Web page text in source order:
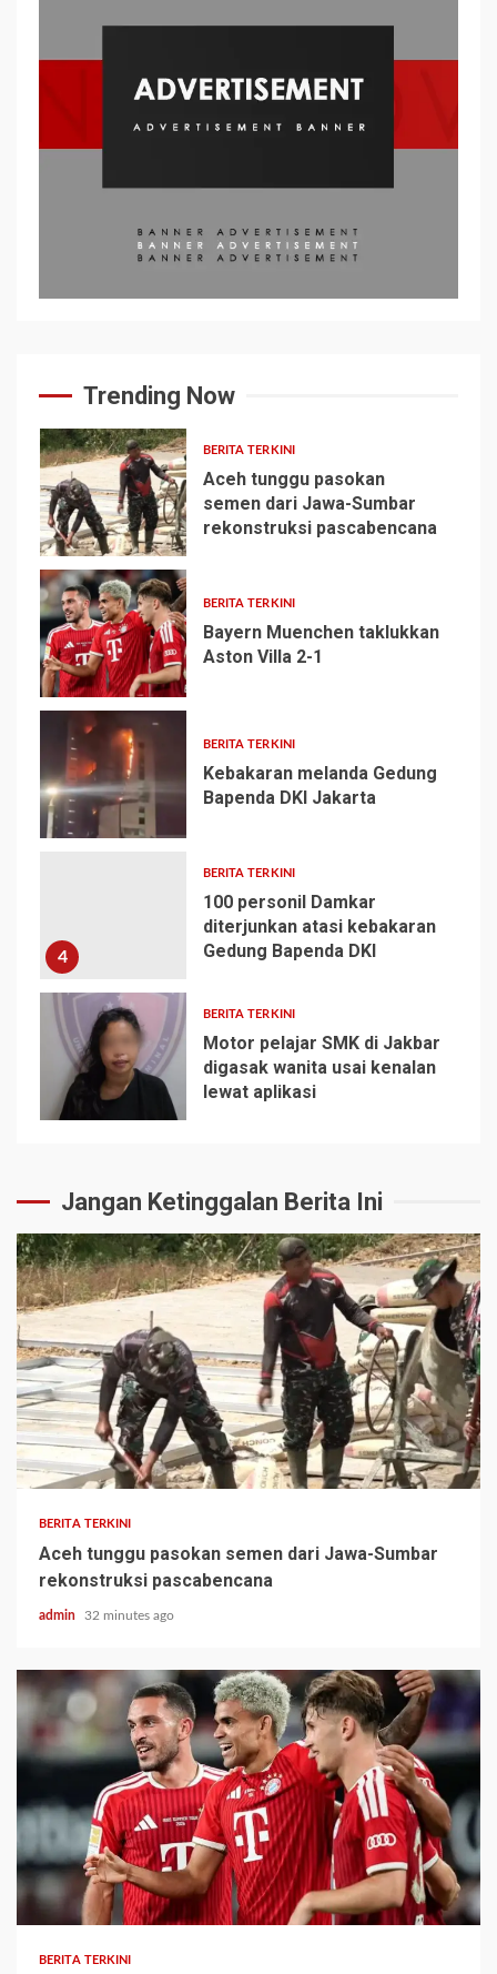
Trending Now
1
BERITA TERKINI
Aceh tunggu pasokan
semen dari Jawa-Sumbar
rekonstruksi pascabencana
2
BERITA TERKINI
Bayern Muenchen taklukkan
Aston Villa 2-1
3
BERITA TERKINI
Kebakaran melanda Gedung
Bapenda DKI Jakarta
4
BERITA TERKINI
100 personil Damkar
diterjunkan atasi kebakaran
Gedung Bapenda DKI
5
BERITA TERKINI
Motor pelajar SMK di Jakbar
digasak wanita usai kenalan
lewat aplikasi
Jangan Ketinggalan Berita Ini
BERITA TERKINI
Aceh tunggu pasokan semen dari Jawa-Sumbar
rekonstruksi pascabencana
admin 32 minutes ago
BERITA TERKINI